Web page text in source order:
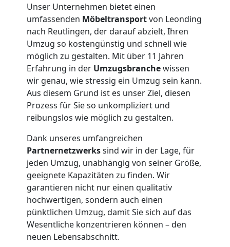
Unser Unternehmen bietet einen
umfassenden Möbeltransportvon Leonding
nach Reutlingen, der darauf abzielt, Ihren
Umzug so kostengünstig und schnell wie
möglich zu gestalten. Mit über 11 Jahren
Erfahrung in der Umzugsbranchewissen
wir genau, wie stressig ein Umzug sein kann.
Aus diesem Grund ist es unser Ziel, diesen
Prozess für Sie so unkompliziert und
reibungslos wie möglich zu gestalten.
Dank unseres umfangreichen
Partnernetzwerkssind wir in der Lage, für
jeden Umzug, unabhängig von seiner Größe,
geeignete Kapazitäten zu finden. Wir
garantieren nicht nur einen qualitativ
hochwertigen, sondern auch einen
pünktlichen Umzug, damit Sie sich auf das
Wesentliche konzentrieren können – den
neuen Lebensabschnitt.
Umzugshelfer
Leonding
Möbeltaxi